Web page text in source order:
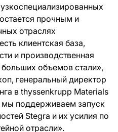
прочным и
отраслях
клиентская база,
и производственная
больших объемов стали»,
генеральный директор
в thyssenkrupp Materials
поддерживаем запуск
Stegra и их усилия по
отрасли».